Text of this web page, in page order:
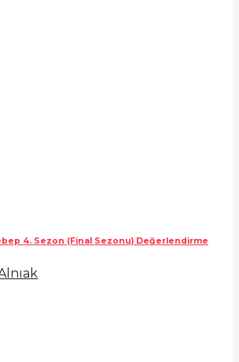
4. Sezon (Final Sezonu) Değerlendirme